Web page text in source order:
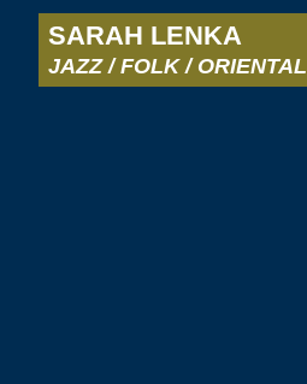
SARAH LENKA
JAZZ / FOLK / ORIENTAL